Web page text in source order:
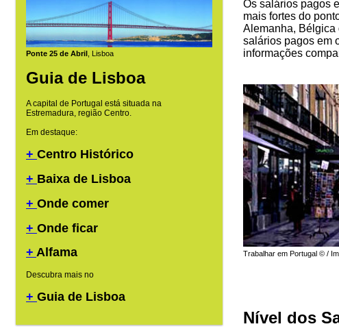
Ponte 25 de Abril , Lisboa
Guia de Lisboa
A capital de Portugal está situada na
Estremadura, região Centro.
Em destaque:
+ Centro Histórico
+ Baixa de Lisboa
+ Onde comer
+ Onde ficar
+ Alfama
Descubra mais no
+ Guia de Lisboa
Os salários pagos
mais fortes do
Alemanha, Bélgica
salários pagos em
informações
Trabalhar em Portugal © /
Nível dos